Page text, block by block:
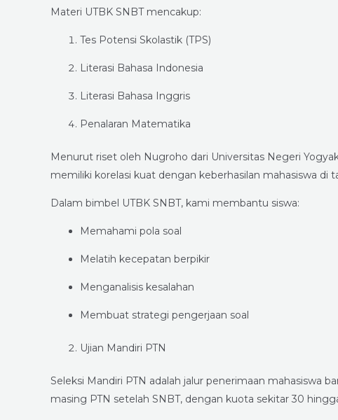
Materi UTBK SNBT mencakup:
Tes Potensi Skolastik (TPS)
Literasi Bahasa Indonesia
Literasi Bahasa Inggris
Penalaran Matematika
Menurut riset oleh Nugroho dari Universitas Negeri
memiliki korelasi kuat dengan keberhasilan mahasiswa di
Dalam bimbel UTBK SNBT, kami membantu siswa:
Memahami pola soal
Melatih kecepatan berpikir
Menganalisis kesalahan
Membuat strategi pengerjaan soal
Ujian Mandiri PTN
Seleksi Mandiri PTN adalah jalur penerimaan mahasiswa
masing PTN setelah SNBT, dengan kuota sekitar 30